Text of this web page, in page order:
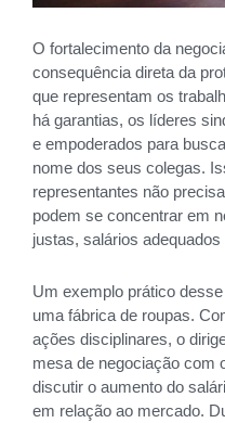
O fortalecimento da
consequência direta da
que representam os
há garantias, os líderes
e empoderados para
nome dos seus colegas.
representantes não
podem se concentrar em
justas, salários
Um exemplo prático
uma fábrica de roupas.
ações disciplinares, o
mesa de negociação com
discutir o aumento do
em relação ao mercado.